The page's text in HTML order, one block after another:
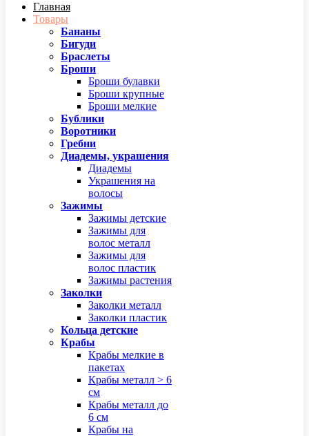
Главная
Товары
Бананы
Бигуди
Браслеты
Броши
Броши булавки
Броши крупные
Броши мелкие
Бублики
Воротники
Гребни
Диадемы, украшения
Диадемы
Украшения на
волосы
Зажимы
Зажимы детские
Зажимы для
волос металл
Зажимы для
волос пластик
Зажимы растения
Заколки
Заколки металл
Заколки пластик
Кольца детские
Крабы
Крабы мелкие в
пакетах
Крабы металл > 6
см
Крабы металл до
6 см
Крабы на